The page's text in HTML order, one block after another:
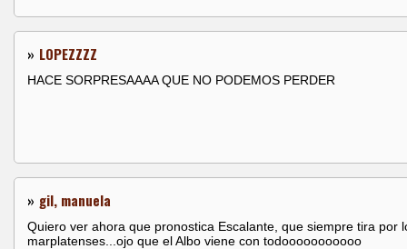
» LOPEZZZZ
HACE SORPRESAAAA QUE NO PODEMOS PERDER
» gil, manuela
Quiero ver ahora que pronostica Escalante, que siempre tira por
marplatenses...ojo que el Albo viene con todooooooooooo